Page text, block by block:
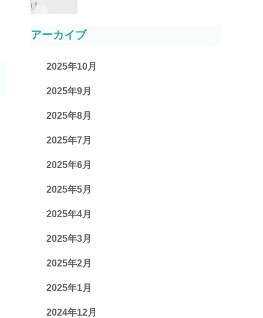
アーカイブ
2025年10月
2025年9月
2025年8月
2025年7月
2025年6月
2025年5月
2025年4月
2025年3月
2025年2月
2025年1月
2024年12月